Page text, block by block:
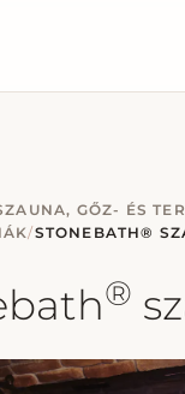
GŐZ- ÉS
/STONEBATH®
®